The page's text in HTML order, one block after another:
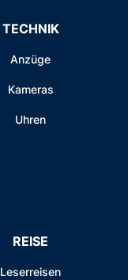
TECHNIK
Anzüge
Kameras
Uhren
REISE
Leserreisen